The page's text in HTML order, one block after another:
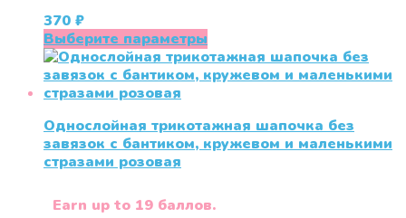
370 ₽
Выберите параметры
товар
имеет
Опции
можно
странице
Однослойная трикотажная шапочка без
завязок с бантиком, кружевом и маленькими
стразами розовая
Earn up to 19 баллов.